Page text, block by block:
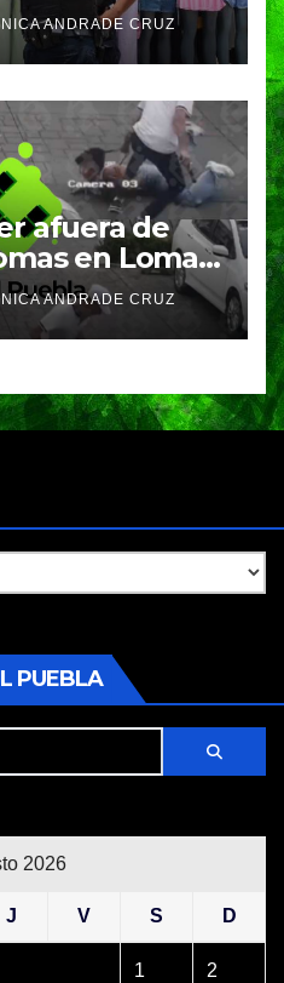
regreso a
ANDRADE CRUZ
afuera de
en Lomas
delincuentes
ANDRADE CRUZ
PUEBLA
2026
J V S D
1 2